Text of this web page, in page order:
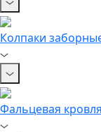
Колпаки
Фальцевая кровля